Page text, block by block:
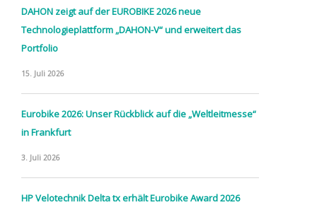
DAHON zeigt auf der EUROBIKE 2026 neue
Technologieplattform „DAHON-V“ und erweitert das
Portfolio
15. Juli 2026
Eurobike 2026: Unser Rückblick auf die „Weltleitmesse“
in Frankfurt
3. Juli 2026
HP Velotechnik Delta tx erhält Eurobike Award 2026